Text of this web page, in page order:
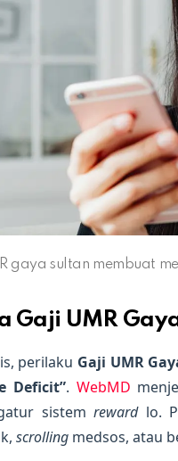
gaya sultan membuat
Gaji UMR
perilaku Gaji UMR
Deficit”. WebMD
sistemrewardlo.
scrolling medsos, atau